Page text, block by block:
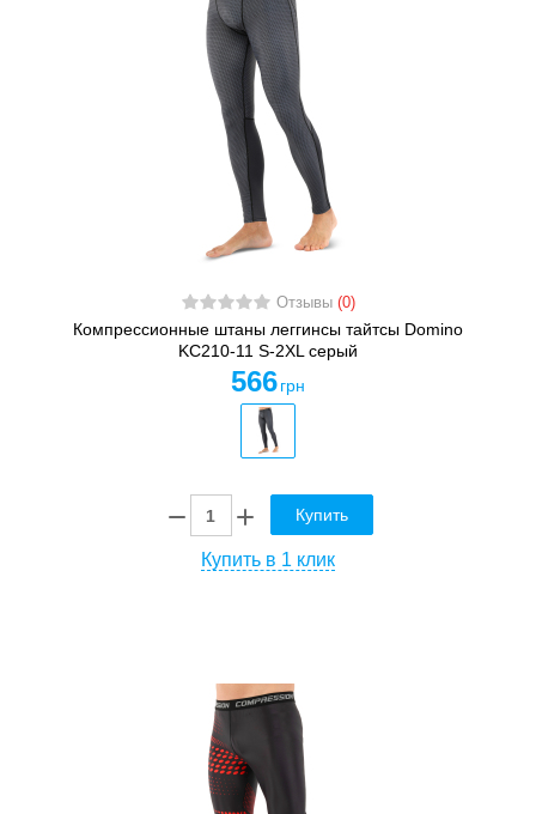
Отзывы (0)
Компрессионные штаны леггинсы тайтсы Domino
KC210-11 S-2XL серый
566 грн
Купить
Купить в 1 клик